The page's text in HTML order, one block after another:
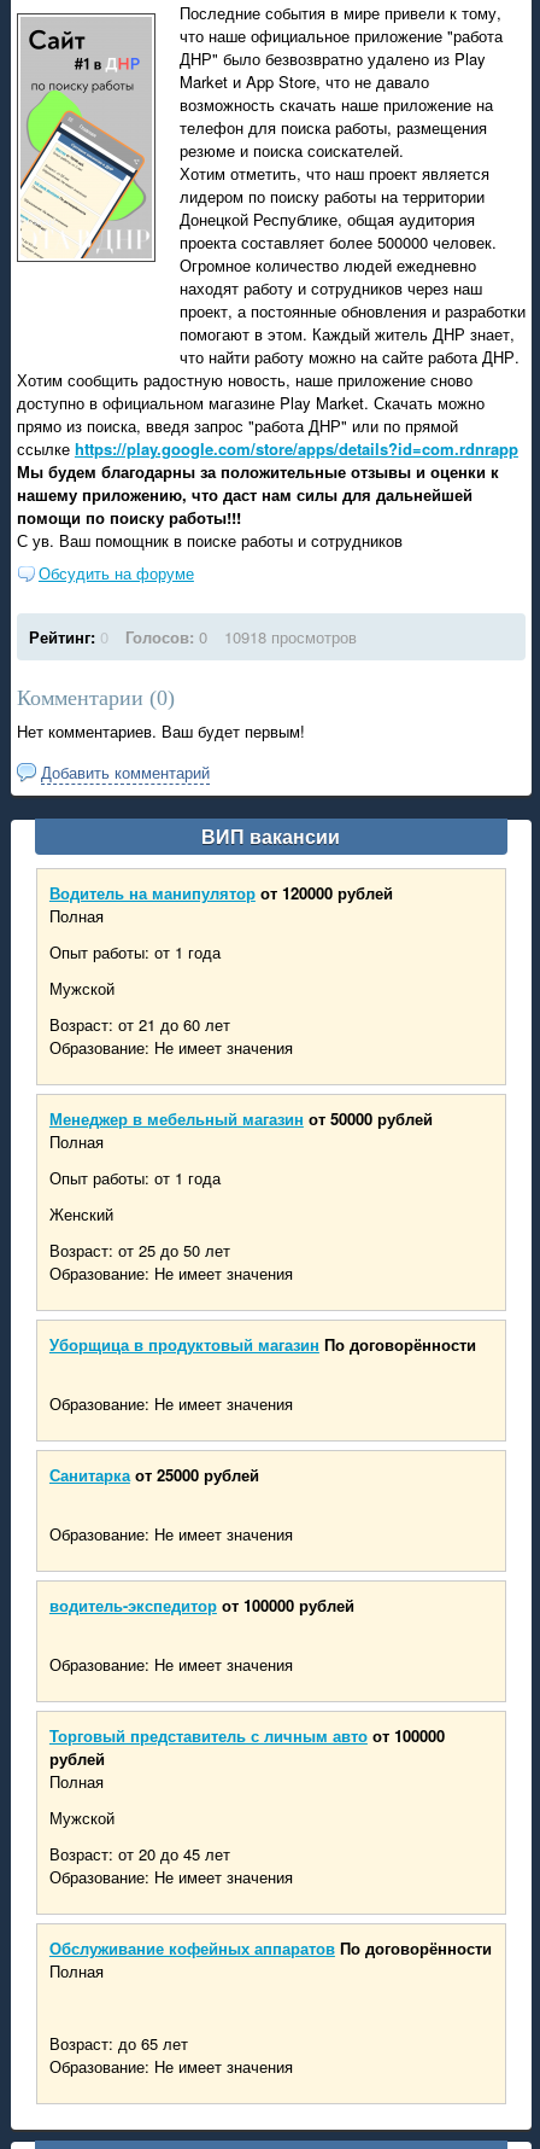
Последние события в мире привели к тому,
что наше официальное приложение "работа
ДНР" было безвозвратно удалено из Play
Market и App Store, что не давало
возможность скачать наше приложение на
телефон для поиска работы, размещения
резюме и поиска соискателей.
Хотим отметить, что наш проект является
лидером по поиску работы на территории
Донецкой Республике, общая аудитория
проекта составляет более 500000 человек.
Огромное количество людей ежедневно
находят работу и сотрудников через наш
проект, а постоянные обновления и разработки
помогают в этом. Каждый житель ДНР знает,
что найти работу можно на сайте работа ДНР.
Хотим сообщить радостную новость, наше приложение сново
доступно в официальном магазине Play Market. Скачать можно
прямо из поиска, введя запрос "работа ДНР" или по прямой
ссылке https://play.google.com/store/apps/details?id=com.rdnrapp
Мы будем благодарны за положительные отзывы и оценки к
нашему приложению, что даст нам силы для дальнейшей
помощи по поиску работы!!!
С ув. Ваш помощник в поиске работы и сотрудников
Обсудить на форуме
Рейтинг: 0 Голосов: 0 10918 просмотров
Комментарии (0)
Нет комментариев. Ваш будет первым!
Добавить комментарий
ВИП вакансии
Водитель на манипулятор от 120000 рублей
Полная
Опыт работы: от 1 года
Мужской
Возраст: от 21 до 60 лет
Образование: Не имеет значения
Менеджер в мебельный магазин от 50000 рублей
Полная
Опыт работы: от 1 года
Женский
Возраст: от 25 до 50 лет
Образование: Не имеет значения
Уборщица в продуктовый магазин По договорённости
Образование: Не имеет значения
Санитарка от 25000 рублей
Образование: Не имеет значения
водитель-экспедитор от 100000 рублей
Образование: Не имеет значения
Торговый представитель с личным авто от 100000
рублей
Полная
Мужской
Возраст: от 20 до 45 лет
Образование: Не имеет значения
Обслуживание кофейных аппаратов По договорённости
Полная
Возраст: до 65 лет
Образование: Не имеет значения